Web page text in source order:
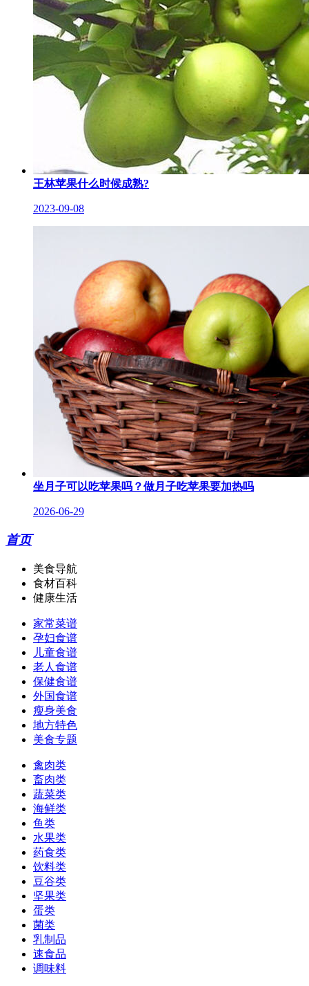
王林苹果什么时候成熟?
2023-09-08
坐月子可以吃苹果吗？做月子吃苹果要加热吗
2026-06-29
首页
美食导航
食材百科
健康生活
家常菜谱
孕妇食谱
儿童食谱
老人食谱
保健食谱
外国食谱
瘦身美食
地方特色
美食专题
禽肉类
畜肉类
蔬菜类
海鲜类
鱼类
水果类
药食类
饮料类
豆谷类
坚果类
蛋类
菌类
乳制品
速食品
调味料